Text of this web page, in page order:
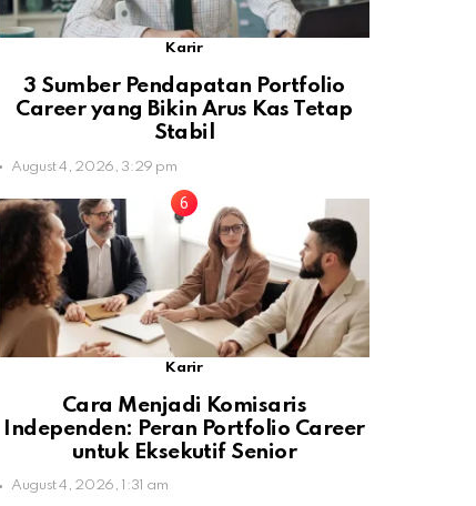
Karir
3 Sumber Pendapatan Portfolio
Career yang Bikin Arus Kas Tetap
Stabil
August 4, 2026, 3:29 pm
Karir
Cara Menjadi Komisaris
Independen: Peran Portfolio Career
untuk Eksekutif Senior
August 4, 2026, 1:31 am